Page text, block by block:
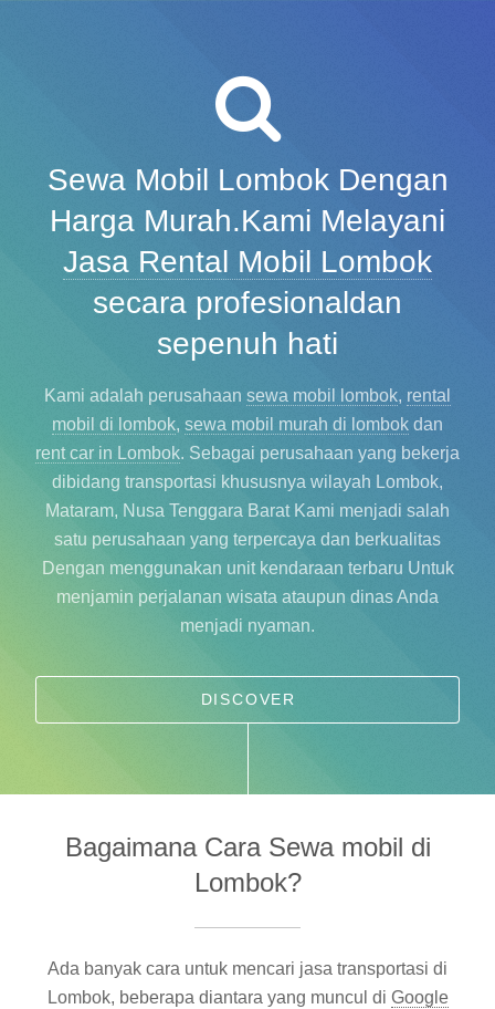
Sewa Mobil Lombok Dengan
Harga Murah.Kami Melayani
Jasa Rental Mobil Lombok
secara profesionaldan
sepenuh hati
Kami adalah perusahaan sewa mobil lombok, rental
mobil di lombok, sewa mobil murah di lombok dan
rent car in Lombok. Sebagai perusahaan yang bekerja
dibidang transportasi khususnya wilayah Lombok,
Mataram, Nusa Tenggara BaratKami menjadi salah
satu perusahaan yang terpercaya dan berkualitas
Dengan menggunakan unit kendaraan terbaru Untuk
menjamin perjalanan wisata ataupun dinas Anda
menjadi nyaman.
DISCOVER
Bagaimana Cara Sewa mobil di
Lombok?
Ada banyak cara untuk mencari jasa transportasi di
Lombok, beberapa diantara yang muncul di Google